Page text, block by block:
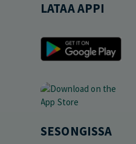
LATAA APPI
SESONGISSA